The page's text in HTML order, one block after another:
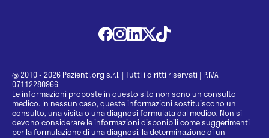
@ 2010 - 2026 Pazienti.org s.r.l. | Tutti i diritti riservati | P.IVA
07112280966
Le informazioni proposte in questo sito non sono un consulto
medico. In nessun caso, queste informazioni sostituiscono un
consulto, una visita o una diagnosi formulata dal medico. Non si
devono considerare le informazioni disponibili come suggerimenti
per la formulazione di una diagnosi, la determinazione di un